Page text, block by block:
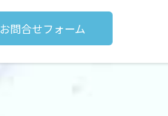
お問合せフォーム